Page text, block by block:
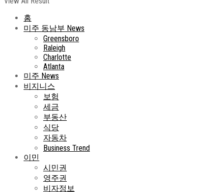
홈
미주 동남부 News
Greensboro
Raleigh
Charlotte
Atlanta
미주 News
비지니스
보험
세금
부동산
식당
자동차
Business Trend
이민
시민권
영주권
비자정보